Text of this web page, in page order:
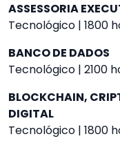
ASSESSORIA
Tecnológico | 1800
BANCO DE DADOS
Tecnológico | 2100
BLOCKCHAIN,
DIGITAL
Tecnológico | 1800